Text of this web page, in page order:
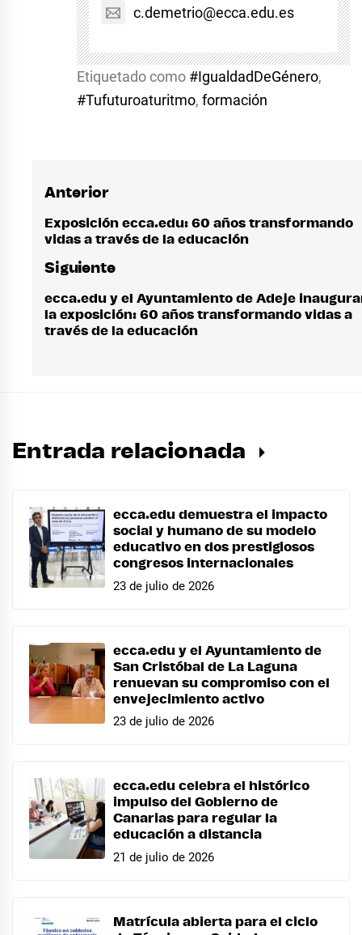
c.demetrio@ecca.edu.es
Etiquetado como #IgualdadDeGénero,
#Tufuturoaturitmo, formación
Navegación
de
Anterior
Entrada
Exposición ecca.edu: 60 años transformando
vidas a través de la educación
Siguiente
Entrada
siguiente:
ecca.edu y el Ayuntamiento de Adeje
la exposición: 60 años transformando vidas a
través de la educación
Entrada relacionada
ecca.edu demuestra el impacto
social y humano de su modelo
educativo en dos prestigiosos
congresos internacionales
23 de julio de 2026
ecca.edu y el Ayuntamiento de
San Cristóbal de La Laguna
renuevan su compromiso con el
envejecimiento activo
23 de julio de 2026
ecca.edu celebra el histórico
impulso del Gobierno de
Canarias para regular la
educación a distancia
21 de julio de 2026
Matrícula abierta para el ciclo